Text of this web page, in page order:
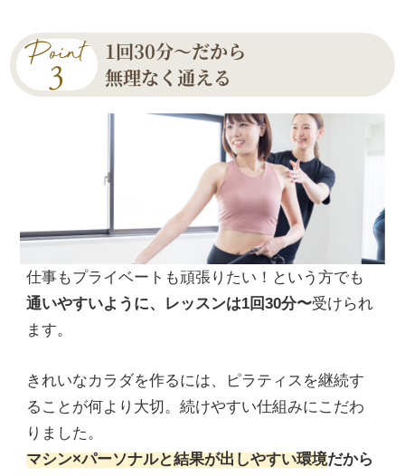
1回30分〜だから
無理なく通える
仕事もプライベートも頑張りたい！という方でも
通いやすいように、レッスンは1回30分〜受けられ
ます。
きれいなカラダを作るには、ピラティスを継続す
ることが何より大切。続けやすい仕組みにこだわ
りました。
マシン×パーソナルと結果が出しやすい環境だから